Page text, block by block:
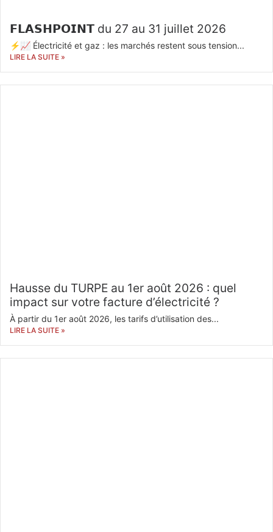
𝗙𝗟𝗔𝗦𝗛𝗣𝗢𝗜𝗡𝗧 du 27 au 31 juillet 2026
⚡📈 Électricité et gaz : les marchés restent sous tension...
LIRE LA SUITE »
Hausse du TURPE au 1er août 2026 : quel
impact sur votre facture d’électricité ?
À partir du 1er août 2026, les tarifs d’utilisation des...
LIRE LA SUITE »